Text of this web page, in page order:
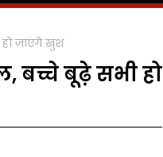
हो जाएंगे खुश
बच्चे बूढ़े सभी हो